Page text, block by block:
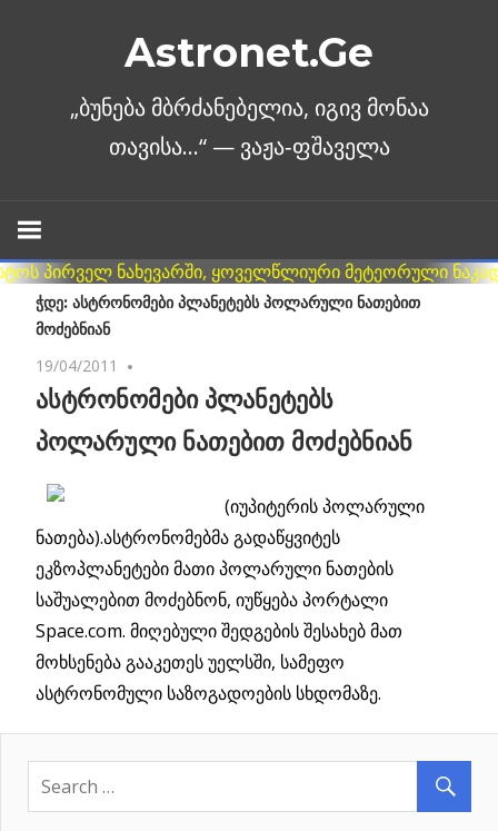
Astronet.Ge
ᲭᲓᲔ: ᲐᲡᲢᲠᲝᲜᲝᲛᲔᲑᲘ ᲞᲚᲐᲜᲔᲢᲔᲑᲡ ᲞᲝᲚᲐᲠᲣᲚᲘ ᲜᲐᲗᲔᲑᲘᲗ
ᲛᲝᲫᲔᲑᲜᲘᲐᲜ
19/04/2011
ასტრონომები პლანეტებს
პოლარული ნათებით მოძებნიან
(იუპიტერის პოლარული
ნათება).ასტრონომებმა გადაწყვიტეს
ეკზოპლანეტები მათი პოლარული ნათების
საშუალებით მოძებნონ, იუწყება პორტალი
Space.com. მიღებული შედგების შესახებ მათ
მოხსენება გააკეთეს უელსში, სამეფო
ასტრონომული საზოგადოების სხდომაზე.